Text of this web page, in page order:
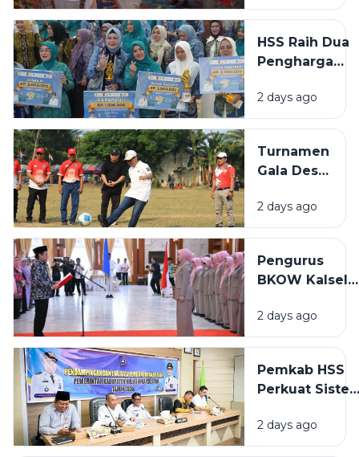
Gerindra
Amanah
Baru
Konsolidasi
HSS Raih Dua
Penghargaan
B2SA dan
Paduan
PKK Kalsel
2026
2 days ago
Turnamen
Gala Desa
Bamban
HSS Resmi
Wabup
Dorong
dan
Potensi
Desa
2 days ago
Pengurus
BKOW Kalsel
2030 Dilantik,
GOW HSS
Sinergi
2 days ago
Pemkab HSS
Perkuat
Wabup Buka
2 days ago